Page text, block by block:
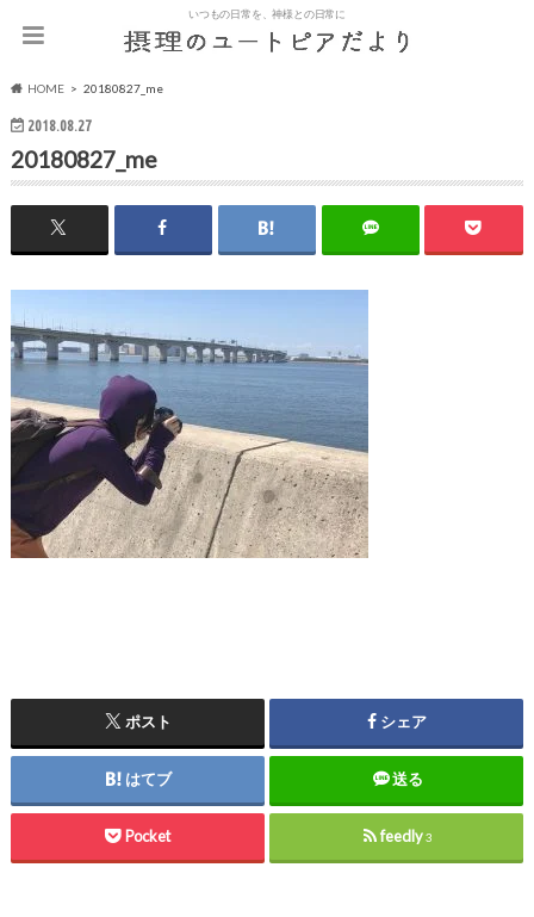
いつもの日常を、神様との日常に
HOME 20180827_me
2018.08.27
20180827_me
ポスト シェア
はてブ 送る
Pocket feedly3